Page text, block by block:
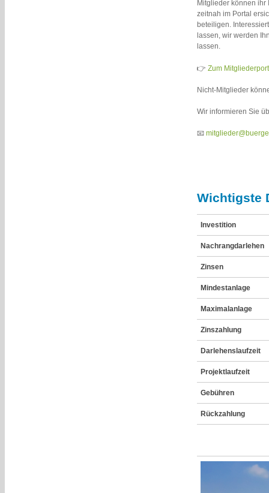
Mitglieder können
zeitnah im Portal
beteiligen.
lassen, wir werden
lassen.
👉 Zum
Nicht-Mitglieder
Wir informieren Sie
📧
Wichtigste
Investition
Nachrangdarlehen
Zinsen
Mindestanlage
Maximalanlage
Zinszahlung
Darlehenslaufzeit
Projektlaufzeit
Gebühren
Rückzahlung